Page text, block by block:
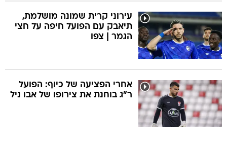
עירוני קרית שמונה מושלמת,
תיאבק עם הפועל חיפה על חצי
הגמר | צפו
אחרי הפציעה של כיוף: הפועל
ר"ג בוחנת את צירופו של אבו ניל